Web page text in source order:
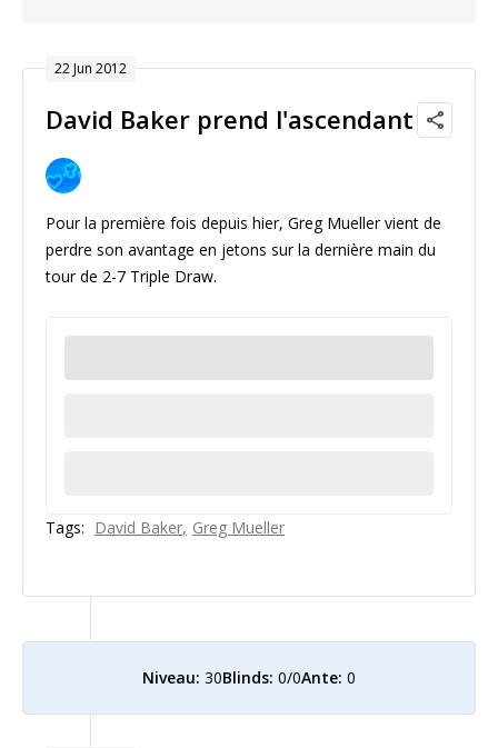
22 Jun 2012
David Baker prend l'ascendant
Pour la première fois depuis hier, Greg Mueller vient de
perdre son avantage en jetons sur la dernière main du
tour de 2-7 Triple Draw.
Tags: David Baker Greg Mueller
Niveau: 30Blinds: 0/0Ante: 0